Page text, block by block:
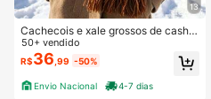
13
Cachecois e xale grossos de cashm
ere para o inverno 230g
50+ vendido
R$36 ,99 -50%
Envio Nacional 4-7 dias